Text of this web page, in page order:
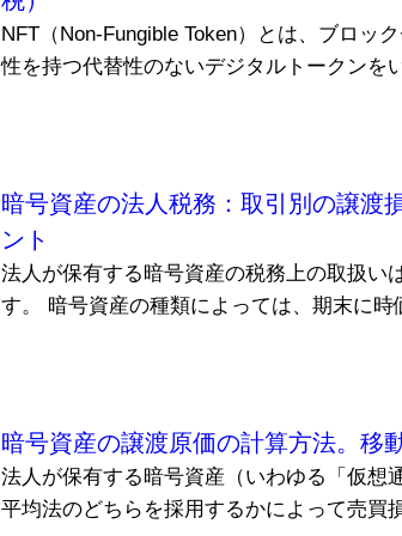
NFT（Non-Fungible Token）とは、ブロッ
性を持つ代替性のないデジタルトークンを
暗号資産の法人税務：取引別の譲渡
ント
法人が保有する暗号資産の税務上の取扱い
す。 暗号資産の種類によっては、期末に
暗号資産の譲渡原価の計算方法。移
法人が保有する暗号資産（いわゆる「仮想
平均法のどちらを採用するかによって売買